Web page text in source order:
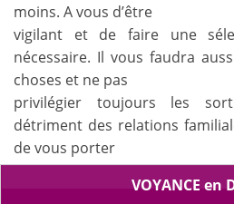
moins. A vous d’être
vigilant et de faire une
nécessaire. Il vous faudra
choses et ne pas
privilégier toujours les
détriment des relations
de vous porter
préjudice par la suite. Là
histoire d’équilibre et d’écoute.
VOYANCE en